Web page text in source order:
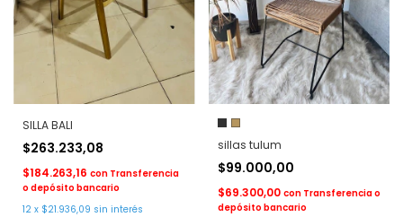
SILLA BALI
$263.233,08
$184.263,16 con Transferencia
o depósito bancario
12 x $21.936,09 sin interés
sillas tulum
$99.000,00
$69.300,00 con Transferencia o
depósito bancario